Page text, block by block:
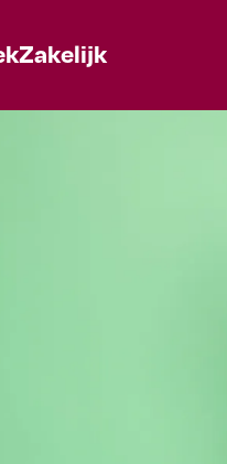
Zakelijk